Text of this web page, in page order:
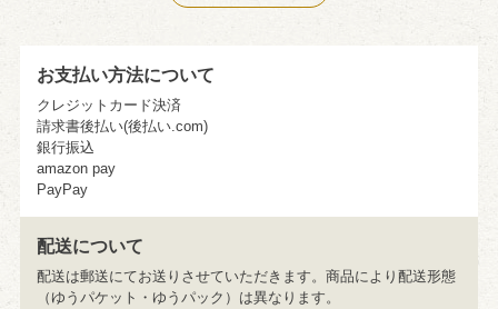
お支払い方法について
クレジットカード決済
請求書後払い(後払い.com)
銀行振込
amazon pay
PayPay
配送について
配送は郵送にてお送りさせていただきます。商品により配送形態
（ゆうパケット・ゆうパック）は異なります。